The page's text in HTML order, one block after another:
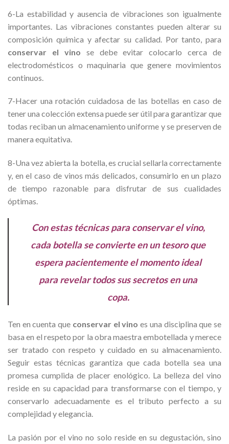
6-La estabilidad y ausencia de vibraciones son igualmente
importantes. Las vibraciones constantes pueden alterar su
composición química y afectar su calidad. Por tanto, para
conservar el vino se debe evitar colocarlo cerca de
electrodomésticos o maquinaria que genere movimientos
continuos.
7-Hacer una rotación cuidadosa de las botellas en caso de
tener una colección extensa puede ser útil para garantizar que
todas reciban un almacenamiento uniforme y se preserven de
manera equitativa.
8-Una vez abierta la botella, es crucial sellarla correctamente
y, en el caso de vinos más delicados, consumirlo en un plazo
de tiempo razonable para disfrutar de sus cualidades
óptimas.
Con estas técnicas para conservar el vino,
cada botella se convierte en un tesoro que
espera pacientemente el momento ideal
para revelar todos sus secretos en una
copa.
Ten en cuenta que conservar el vino es una disciplina que se
basa en el respeto por la obra maestra embotellada y merece
ser tratado con respeto y cuidado en su almacenamiento.
Seguir estas técnicas garantiza que cada botella sea una
promesa cumplida de placer enológico. La belleza del vino
reside en su capacidad para transformarse con el tiempo, y
conservarlo adecuadamente es el tributo perfecto a su
complejidad y elegancia.
La pasión por el vino no solo reside en su degustación, sino